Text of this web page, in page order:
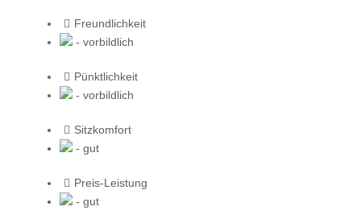
Freundlichkeit
- vorbildlich
Pünktlichkeit
- vorbildlich
Sitzkomfort
- gut
Preis-Leistung
- gut